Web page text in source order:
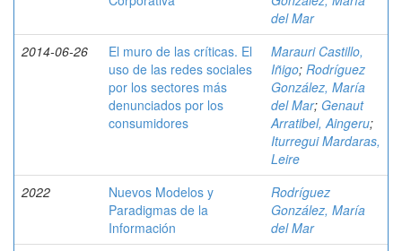
del Mar
2014-06-26
El muro de las críticas. El
uso de las redes sociales
por los sectores más
denunciados por los
consumidores
Marauri Castillo,
Iñigo; Rodríguez
González, María
del Mar; Genaut
Arratibel, Aingeru;
Iturregui Mardaras,
Leire
2022
Nuevos Modelos y
Paradigmas de la
Información
Rodríguez
González, María
del Mar